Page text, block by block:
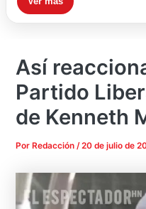
Así
Partido
de Kenneth
Por Redacción/20 de julio de